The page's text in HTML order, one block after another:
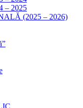
– 2025
(2025 – 2026)